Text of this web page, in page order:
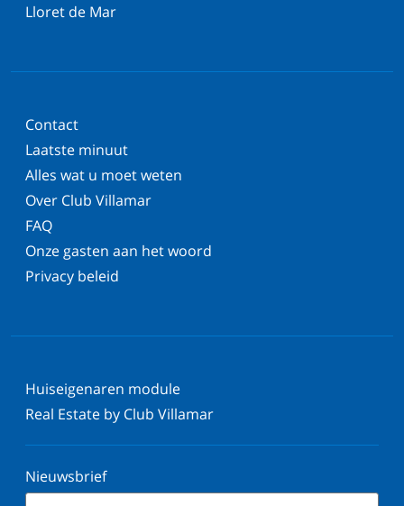
Lloret de Mar
Contact
Laatste minuut
Alles wat u moet weten
Over Club Villamar
FAQ
Onze gasten aan het woord
Privacy beleid
Huiseigenaren module
Real Estate by Club Villamar
Nieuwsbrief